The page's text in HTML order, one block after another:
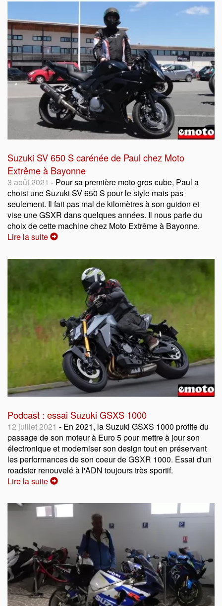
Suzuki SV 650 S carénée de Paul chez Moto
Extrême à Bayonne
3 août 2021 - Pour sa première moto gros cube, Paul a
choisi une Suzuki SV 650 S pour le style mais pas
seulement. Il fait pas mal de kilomètres à son guidon et
vise une GSXR dans quelques années. Il nous parle du
choix de cette machine chez Moto Extrême à Bayonne.
Lire la suite
Podcast : essai Suzuki GSXS 1000
12 juillet 2021 - En 2021, la Suzuki GSXS 1000 profite du
passage de son moteur à Euro 5 pour mettre à jour son
électronique et moderniser son design tout en préservant
les performances de son coeur de GSXR 1000. Essai d'un
roadster renouvelé à l'ADN toujours très sportif.
Lire la suite